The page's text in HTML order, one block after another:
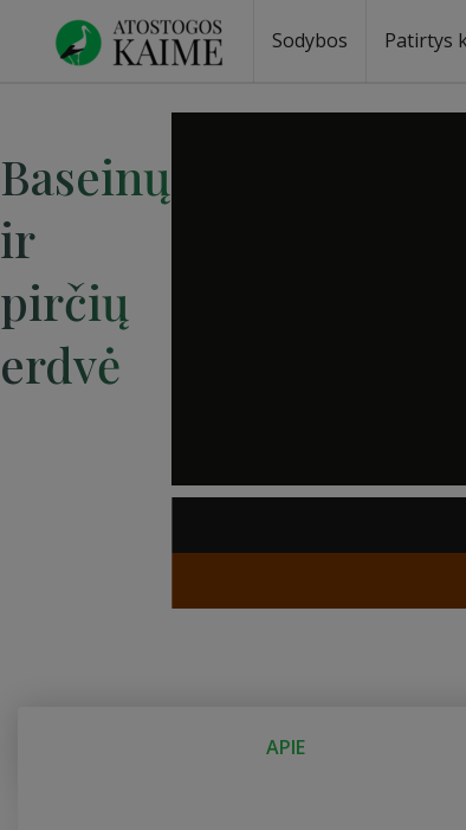
Sodybos Patirtys
Baseinų
ir
pirčių
erdvė
APIE